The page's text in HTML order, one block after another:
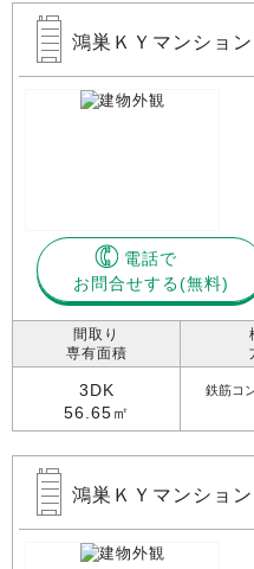
鴻巣ＫＹマンショ
電話で
お問合せする
間取り
専有面積
3DK
56.65㎡
鉄筋コ
鴻巣ＫＹマンショ